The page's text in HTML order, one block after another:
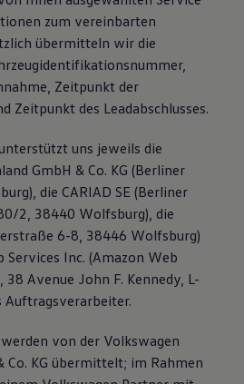
zum vereinbarten
übermitteln wir die
Zeitpunkt der
Zeitpunkt des Leadabschlusses.
uns jeweils die
GmbH & Co. KG (Berliner
die CARIAD SE (Berliner
2, 38440 Wolfsburg), die
6-8, 38446 Wolfsburg)
Services Inc. (Amazon Web
38 Avenue John F. Kennedy, L-
Auftragsverarbeiter.
von der Volkswagen
Co. KG übermittelt; im Rahmen